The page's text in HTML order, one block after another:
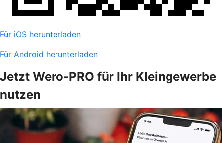
Für iOS herunterladen
Für Android herunterladen
Jetzt Wero-PRO für Ihr Kleingewerbe
nutzen